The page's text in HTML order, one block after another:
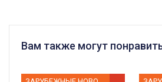
Вам также могут